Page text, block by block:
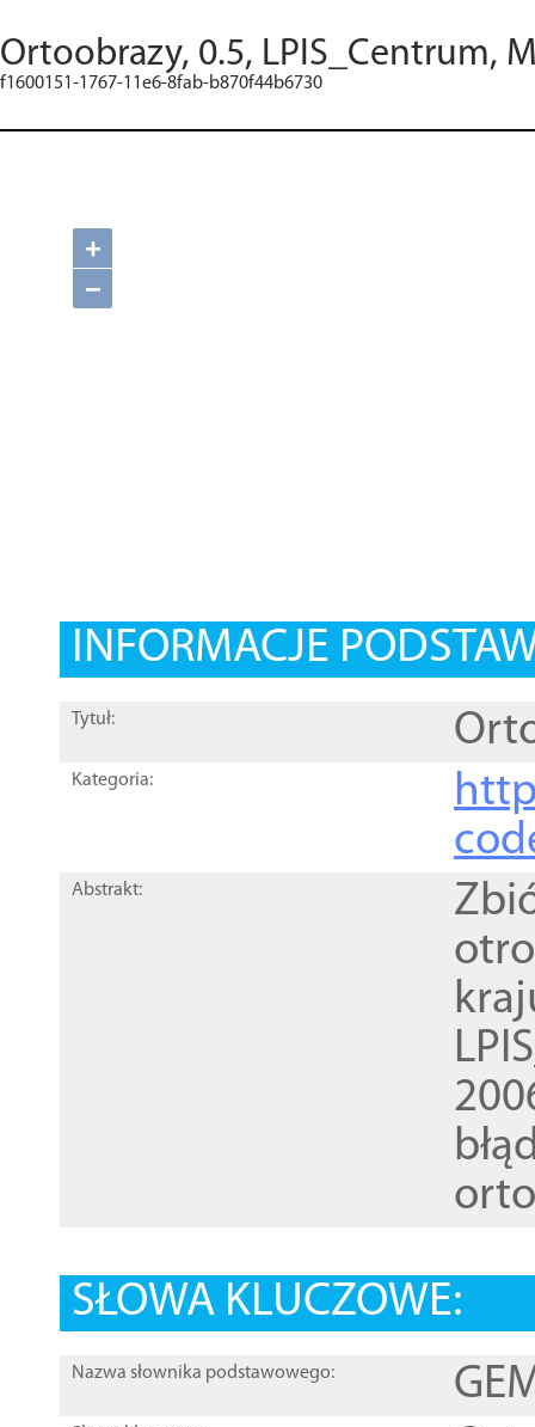
Ortoobrazy, 0.5, LPIS_Centrum,
f1600151-1767-11e6-8fab-b870f44b6730
+
−
INFORMACJE
Tytuł:
Kategoria:
Abstrakt:
SŁOWA KLUCZOWE:
Nazwa słownika podstawowego: